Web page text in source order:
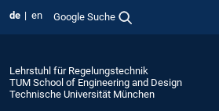
de en Google Suche
Lehrstuhl für Regelungstechnik
TUM School of Engineering and Design
Technische Universität München